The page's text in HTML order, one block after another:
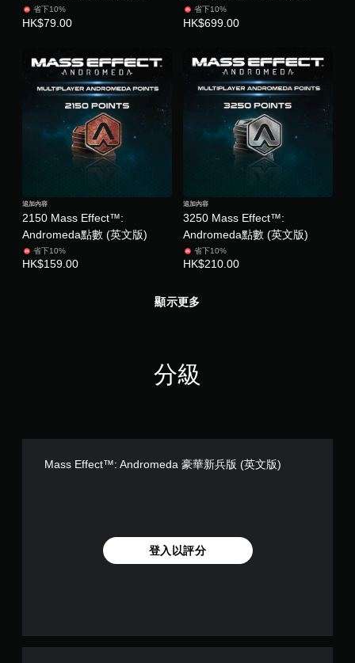
省下10%
HK$79.00
省下10%
HK$699.00
2150 Mass Effect™:
Andromeda點數 (英文版)
追加內容
省下10%
HK$159.00
3250 Mass Effect™:
Andromeda點數 (英文版)
追加內容
省下10%
HK$210.00
顯示更多
分級
Mass Effect™: Andromeda 豪華新兵版 (英文版)
登入以評分